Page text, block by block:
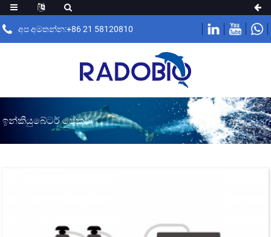
අප අමතන්න:+86 21 58120810
ඉන්කියුබේටර් ෂේකර්